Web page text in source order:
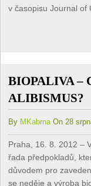
v časopisu Journal of
BIOPALIVA –
ALIBISMUS?
By MKabrna On 28
Praha, 16. 8. 2012 –
řada předpokladů,
důvodem pro
se neděje a výroba